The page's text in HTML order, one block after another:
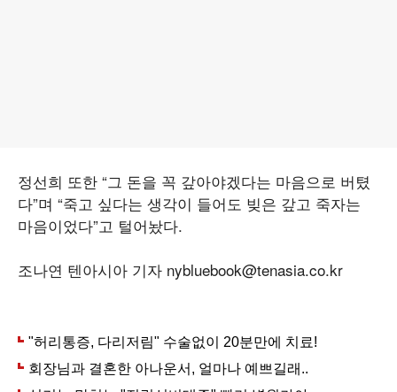
정선희 또한 “그 돈을 꼭 갚아야겠다는 마음으로 버텼
다”며 “죽고 싶다는 생각이 들어도 빚은 갚고 죽자는
마음이었다”고 털어놨다.
조나연 텐아시아 기자 nybluebook@tenasia.co.kr